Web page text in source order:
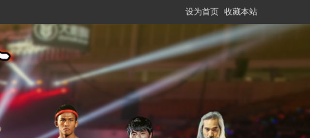
设为首页 收藏本站